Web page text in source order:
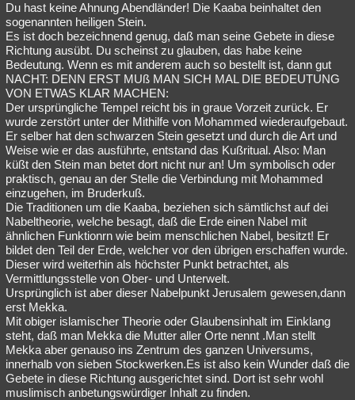
Du hast keine Ahnung Abendländer! Die Kaaba beinhaltet den
sogenannten heiligen Stein.
Es ist doch bezeichnend genug, daß man seine Gebete in diese
Richtung ausübt. Du scheinst zu glauben, das habe keine
Bedeutung. Wenn es mit anderem auch so bestellt ist, dann gut
NACHT: DENN ERST MUß MAN SICH MAL DIE BEDEUTUNG
VON ETWAS KLAR MACHEN:
Der ursprüngliche Tempel reicht bis in graue Vorzeit zurück. Er
wurde zerstört unter der Mithilfe von Mohammed wiederaufgebaut.
Er selber hat den schwarzen Stein gesetzt und durch die Art und
Weise wie er das ausführte, entstand das Kußritual. Also: Man
küßt den Stein man betet dort nicht nur an! Um symbolisch oder
praktisch, genau an der Stelle die Verbindung mit Mohammed
einzugehen, im Bruderkuß.
Die Traditionen um die Kaaba, beziehen sich sämtlichst auf dei
Nabeltheorie, welche besagt, daß die Erde einen Nabel mit
ähnlichen Funktionrn wie beim menschlichen Nabel, besitzt! Er
bildet den Teil der Erde, welcher vor den übrigen erschaffen wurde.
Dieser wird weiterhin als höchster Punkt betrachtet, als
Vermittlungsstelle von Ober- und Unterwelt.
Ursprünglich ist aber dieser Nabelpunkt Jerusalem gewesen,dann
erst Mekka.
Mit obiger islamischer Theorie oder Glaubensinhalt im Einklang
steht, daß man Mekka die Mutter aller Orte nennt .Man stellt
Mekka aber genauso ins Zentrum des ganzen Universums,
innerhalb von sieben Stockwerken.Es ist also kein Wunder daß die
Gebete in diese Richtung ausgerichtet sind. Dort ist sehr wohl
muslimisch anbetungswürdiger Inhalt zu finden.